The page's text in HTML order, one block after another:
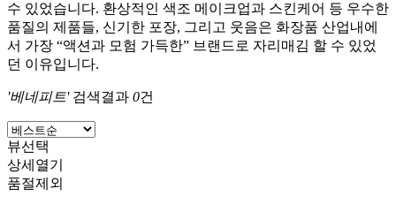
수 있었습니다. 환상적인 색조 메이크업과 스킨케어 등 우수한
품질의 제품들, 신기한 포장, 그리고 웃음은 화장품 산업내에
서 가장 “액션과 모험 가득한” 브랜드로 자리매김 할 수 있었
던 이유입니다.
'베네피트'검색결과 0건
뷰선택
상세열기
품절제외